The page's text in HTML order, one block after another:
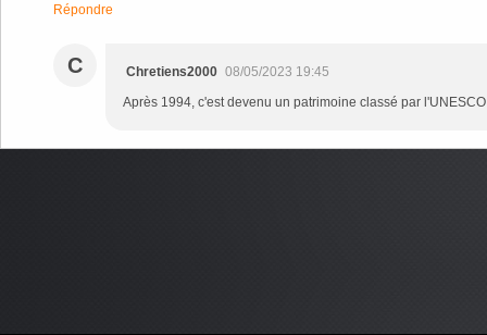
Répondre
C Chretiens2000 08/05/2023 19:45
Après 1994, c'est devenu un patrimoine classé par